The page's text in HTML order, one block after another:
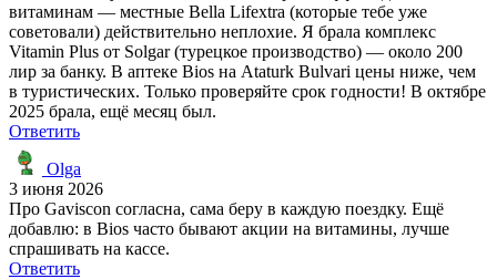
витаминам — местные Bella Lifextra (которые тебе уже
советовали) действительно неплохие. Я брала комплекс
Vitamin Plus от Solgar (турецкое производство) — около 200
лир за банку. В аптеке Bios на Ataturk Bulvari цены ниже, чем
в туристических. Только проверяйте срок годности! В октябре
2025 брала, ещё месяц был.
Ответить
Olga
3 июня 2026
Про Gaviscon согласна, сама беру в каждую поездку. Ещё
добавлю: в Bios часто бывают акции на витамины, лучше
спрашивать на кассе.
Ответить